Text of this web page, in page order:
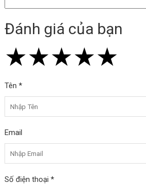
Đánh giá của bạn
★
★★
★★★
★★★★
★★★★★
Tên *
Email
Số điện thoại *